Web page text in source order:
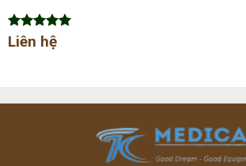
Được xếp
5.00
Liên hệ